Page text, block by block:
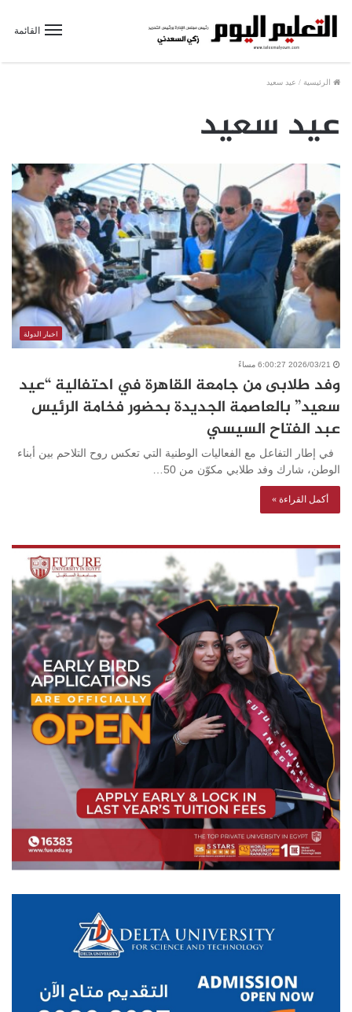
القائمة
الرئيسية / عيد سعيد
عيد سعيد
اخبار الدولة
2026/03/21 6:00:27 مساءً
وفد طلابى من جامعة القاهرة في احتفالية “عيد
سعيد” بالعاصمة الجديدة بحضور فخامة الرئيس
عبد الفتاح السيسي
في إطار التفاعل مع الفعاليات الوطنية التي تعكس روح التلاحم بين أبناء
الوطن، شارك وفد طلابي مكوّن من 50…
أكمل القراءة »